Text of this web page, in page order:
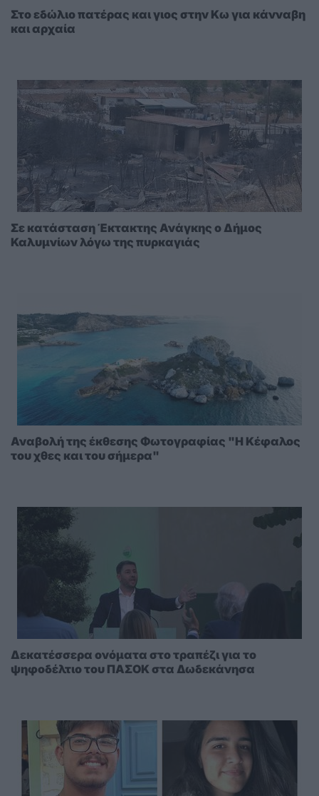
Στο εδώλιο πατέρας και γιος στην Κω για κάνναβη
και αρχαία
Σε κατάσταση Έκτακτης Ανάγκης ο Δήμος
Καλυμνίων λόγω της πυρκαγιάς
Αναβολή της έκθεσης Φωτογραφίας "Η Κέφαλος
του χθες και του σήμερα"
Δεκατέσσερα ονόματα στο τραπέζι για το
ψηφοδέλτιο του ΠΑΣΟΚ στα Δωδεκάνησα